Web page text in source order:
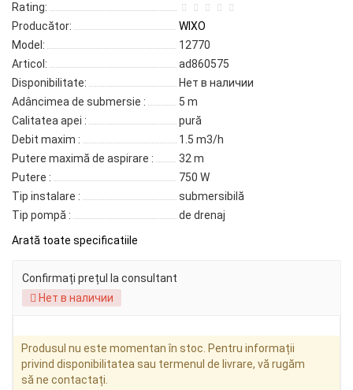
Rating:
Producător:
WIXO
Model:
12770
Articol:
ad860575
Disponibilitate:
Нет в наличии
Adâncimea de submersie :
5 m
Calitatea apei :
pură
Debit maxim :
1.5 m3/h
Putere maximă de aspirare :
32 m
Putere :
750 W
Tip instalare :
submersibilă
Tip pompă :
de drenaj
Arată toate specificatiile
Confirmați prețul la consultant
Нет в наличии
Produsul nu este momentan în stoc. Pentru informații
privind disponibilitatea sau termenul de livrare, vă rugăm
să ne contactați.